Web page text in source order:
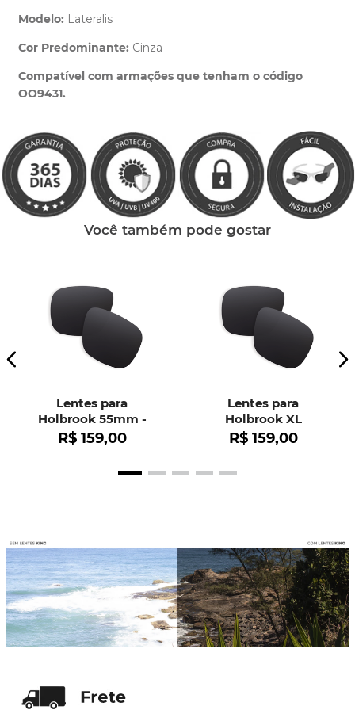
Modelo: Lateralis
Cor Predominante: Cinza
Compatível com armações que tenham o código
OO9431.
Você também pode gostar
Lentes para
Holbrook 55mm -
OO9102
R$ 159,00
Lentes para
Holbrook XL
R$ 159,00